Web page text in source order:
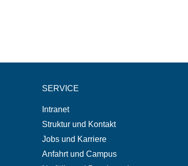
SERVICE
Intranet
Struktur und Kontakt
Jobs und Karriere
Anfahrt und Campus